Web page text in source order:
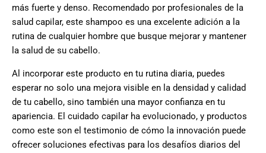
más fuerte y denso. Recomendado por profesionales de la
salud capilar, este shampoo es una excelente adición a la
rutina de cualquier hombre que busque mejorar y mantener
la salud de su cabello.
Al incorporar este producto en tu rutina diaria, puedes
esperar no solo una mejora visible en la densidad y calidad
de tu cabello, sino también una mayor confianza en tu
apariencia. El cuidado capilar ha evolucionado, y productos
como este son el testimonio de cómo la innovación puede
ofrecer soluciones efectivas para los desafíos diarios del